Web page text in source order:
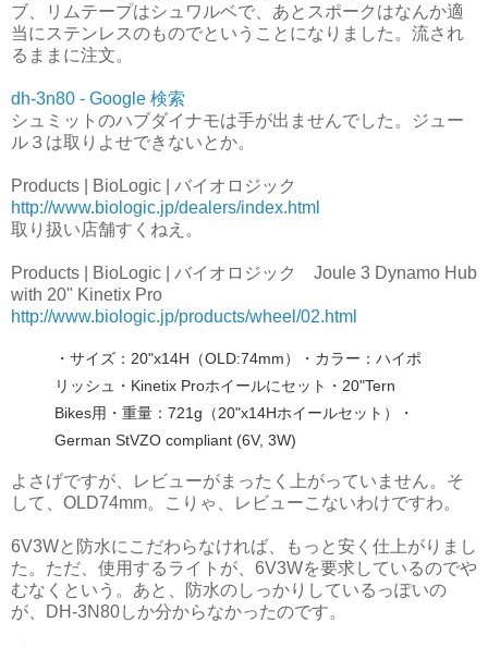
ブ、リムテープはシュワルベで、あとスポークはなんか適
当にステンレスのものでということになりました。流され
るままに注文。
dh-3n80 - Google 検索
シュミットのハブダイナモは手が出ませんでした。ジュー
ル３は取りよせできないとか。
Products | BioLogic | バイオロジック
http://www.biologic.jp/dealers/index.html
取り扱い店舗すくねえ。
Products | BioLogic | バイオロジック Joule 3 Dynamo Hub
with 20" Kinetix Pro
http://www.biologic.jp/products/wheel/02.html
・サイズ：20"x14H（OLD:74mm）
・カラー：ハイポ
リッシュ
・Kinetix Proホイールにセット ・20"Tern
Bikes用 ・重量：721g（20"x14Hホイールセット）
・
German StVZO compliant (6V, 3W)
よさげですが、レビューがまったく上がっていません。そ
して、OLD74mm。こりゃ、レビューこないわけですわ。
6V3Wと防水にこだわらなければ、もっと安く仕上がりまし
た。ただ、使用するライトが、6V3Wを要求しているのでや
むなくという。あと、防水のしっかりしているっぽいの
が、DH-3N80しか分からなかったのです。